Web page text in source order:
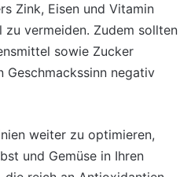
Zink, Eisen und Vitamin
zu vermeiden. Zudem sollten
sowie Zucker
Geschmackssinn negativ
weiter zu optimieren,
und Gemüse in Ihren